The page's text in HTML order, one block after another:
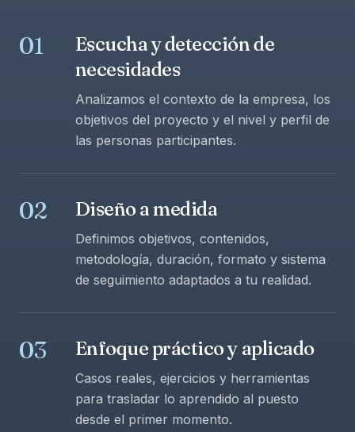
01
Escucha y detección de
necesidades
Analizamos el contexto de la empresa, los
objetivos del proyecto y el nivel y perfil de
las personas participantes.
02 Diseño a medida
Definimos objetivos, contenidos,
metodología, duración, formato y sistema
de seguimiento adaptados a tu realidad.
03 Enfoque práctico y aplicado
Casos reales, ejercicios y herramientas
para trasladar lo aprendido al puesto
desde el primer momento.